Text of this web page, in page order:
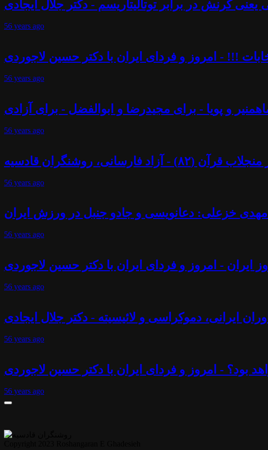
کُرنش در برابر توتالیتاریسم - دکتر جلال ایجادی
56 years ago
!!! - امروز و فردای ایران با دکتر حسین لاجوردی
56 years ago
و پویا - برای مجیدرضا و ابوالفضل - برای آزادی
56 years ago
روشنگران قادسیه
56 years ago
مهدی خزعلی: دعانویسی و جادو جنبل در ورزش ایران
56 years ago
ایران - امروز و فردای ایران با دکتر حسین لاجوردی
56 years ago
ایرانی، دموکراسی و لائیسیته - دکتر جلال ایجادی
56 years ago
بود؟ - امروز و فردای ایران با دکتر حسین لاجوردی
56 years ago